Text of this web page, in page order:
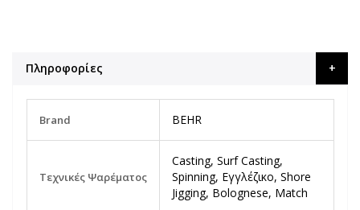
Πληροφορίες
Πληροφορίες
Brand BEHR
Τεχνικές Ψαρέματος
Casting, Surf Casting,
Spinning, Εγγλέζικο, Shore
Jigging, Bolognese, Match